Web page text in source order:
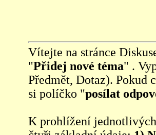
Vítejte na stránce
"Přidej nové téma" .
Předmět, Dotaz). Pokud
si políčko "posílat
K prohlížení